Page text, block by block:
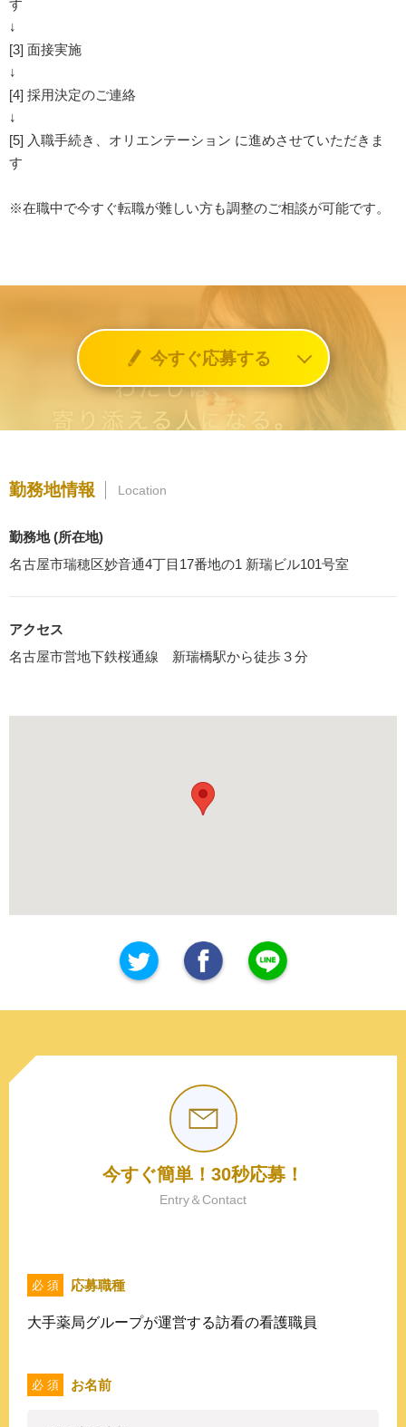
す
↓
[3] 面接実施
↓
[4] 採用決定のご連絡
↓
[5] 入職手続き、オリエンテーション に進めさせていただきま
す
※在職中で今すぐ転職が難しい方も調整のご相談が可能です。
今すぐ応募する
勤務地情報 Location
勤務地 (所在地)
名古屋市瑞穂区妙音通4丁目17番地の1 新瑞ビル101号室
アクセス
名古屋市営地下鉄桜通線 新瑞橋駅から徒歩３分
今すぐ簡単！30秒応募！
Entry＆Contact
必 須 応募職種
大手薬局グループが運営する訪看の看護職員
必 須 お名前